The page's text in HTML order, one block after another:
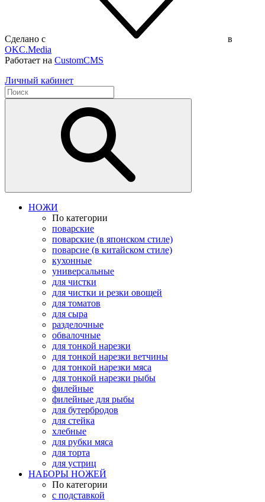
Сделано с
в
OKC.Media
Работает на CustomCMS
Личный кабинет
НОЖИ
По категории
поварские
поварские (в японском стиле)
поварсие (в китайском стиле)
кухонные
универсальные
для чистки
для чистки и резки овощей
для томатов
для сыра
разделочные
обвалочные
для тонкой нарезки
для тонкой нарезки ветчины
для тонкой нарезки мяса
для тонкой нарезки рыбы
филейные
филейные для рыбы
для бутербродов
для стейка
хлебные
для рубки мяса
для торта
для устриц
НАБОРЫ НОЖЕЙ
По категории
с подставкой